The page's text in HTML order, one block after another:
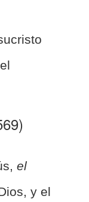
el
y el